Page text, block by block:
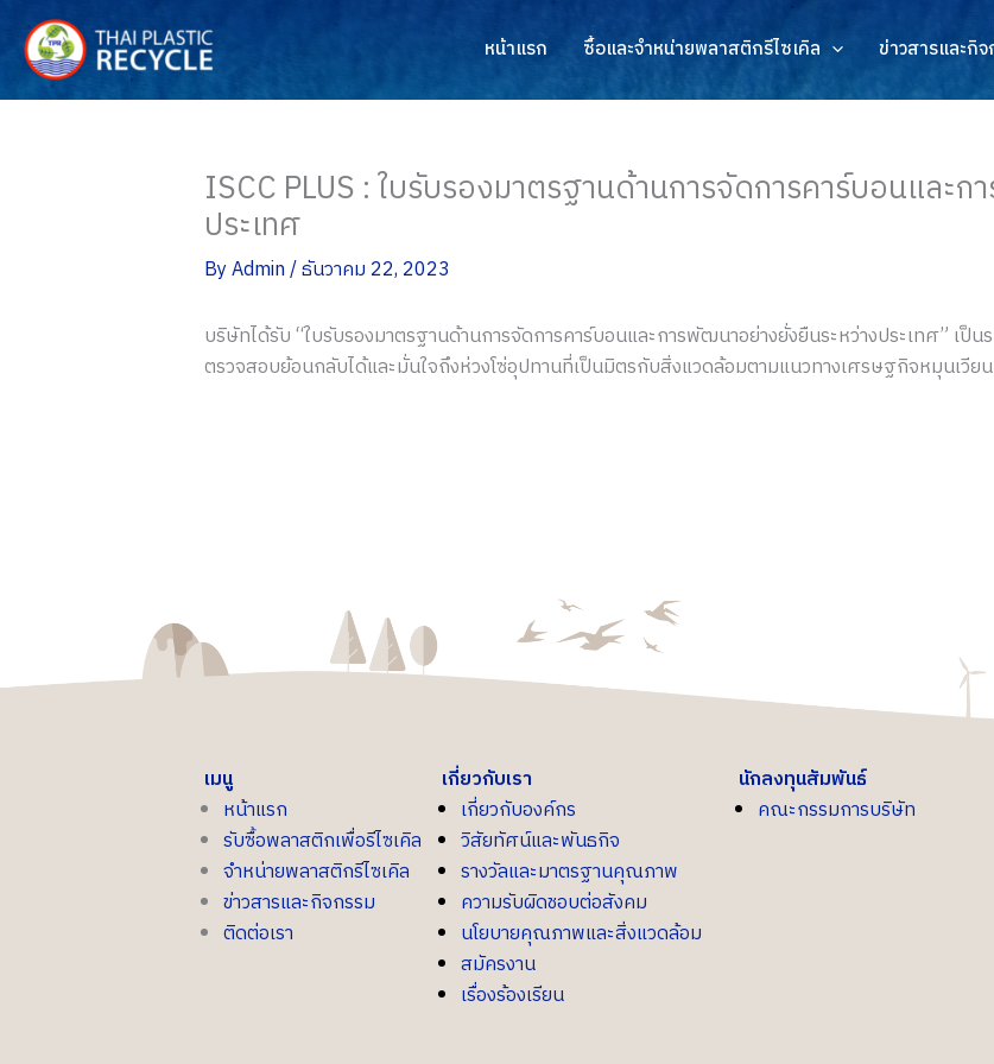
content
หน้าแรก ซื้อและจำหน่ายพลาสติกรีไซเคิล ข่าวสารและกิ
ISCC PLUS : ใบรับรองมาตรฐานด้านการจัดการคาร์บอนและ
ประเทศ
ByAdmin/ธันวาคม 22, 2023
บริษัทได้รับ “ใบรับรองมาตรฐานด้านการจัดการคาร์บอนและการพัฒนาอย่างยั่งยืนระหว่างประเทศ” เป็
ตรวจสอบย้อนกลับได้และมั่นใจถึงห่วงโซ่อุปทานที่เป็นมิตรกับสิ่งแวดล้อมตามแนวทางเศรษฐกิจหมุนเวีย
เมนู
หน้าแรก
รับซื้อพลาสติกเพื่อรีไซเคิล
จำหน่ายพลาสติกรีไซเคิล
ข่าวสารและกิจกรรม
ติดต่อเรา
เกี่ยวกับเรา
เกี่ยวกับองค์กร
วิสัยทัศน์และพันธกิจ
รางวัลและมาตรฐานคุณภาพ
ความรับผิดชอบต่อสังคม
นโยบายคุณภาพและสิ่งแวดล้อม
สมัครงาน
เรื่องร้องเรียน
นักลงทุนสัมพันธ์
คณะกรรมการบริษัท